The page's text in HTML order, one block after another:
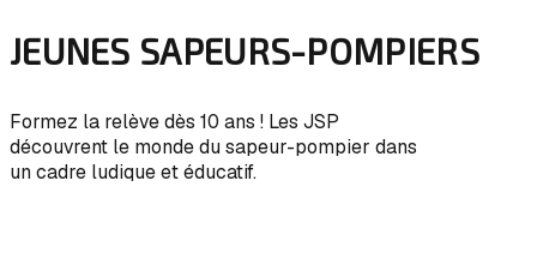
JEUNES SAPEURS-POMPIERS
Formez la relève dès 10 ans ! Les JSP
découvrent le monde du sapeur-pompier dans
un cadre ludique et éducatif.